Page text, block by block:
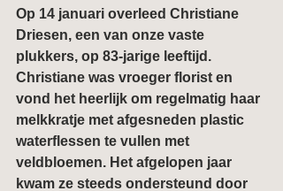
Op 14 januari overleed Christiane
Driesen, een van onze vaste
plukkers, op 83-jarige leeftijd.
Christiane was vroeger florist en
vond het heerlijk om regelmatig haar
melkkratje met afgesneden plastic
waterflessen te vullen met
veldbloemen. Het afgelopen jaar
kwam ze steeds ondersteund door